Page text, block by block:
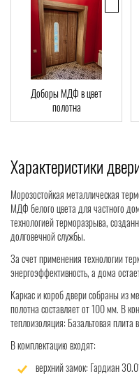
Доборы МДФ в цвет
полотна
Характеристики
Морозостойкая металлическая
МДФ белого цвета для частного
технологией терморазрыва,
долговечной службы.
За счет применения технологии
энергоэффективность, а дома
Каркас и короб двери собраны из
полотна составляет от 100 мм. В
теплоизоляция: Базальтовая
В комплектацию входят:
верхний замок: Гардиан